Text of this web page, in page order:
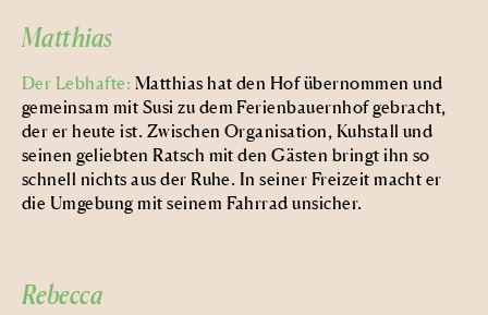
Matthias
Der Lebhafte: Matthias hat den Hof übernommen und
gemeinsam mit Susi zu dem Ferienbauernhof gebracht,
der er heute ist. Zwischen Organisation, Kuhstall und
seinen geliebten Ratsch mit den Gästen bringt ihn so
schnell nichts aus der Ruhe. In seiner Freizeit macht er
die Umgebung mit seinem Fahrrad unsicher.
Rebecca